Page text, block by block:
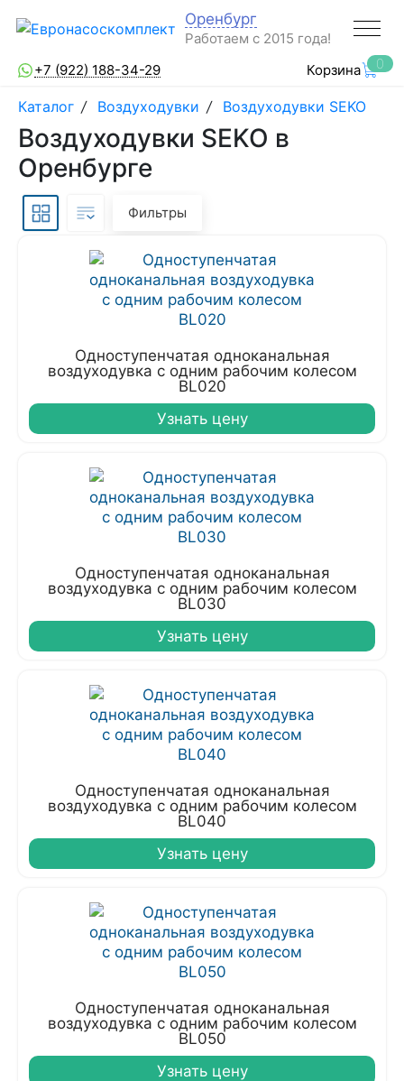
Оренбург
Работаем с 2015 года!
+7 (922) 188-34-29
Корзина 0
Каталог / Воздуходувки / Воздуходувки SEKO
Воздуходувки SEKO в
Оренбурге
Фильтры
Одноступенчатая одноканальная
воздуходувка с одним рабочим колесом
BL020
Узнать цену
Одноступенчатая одноканальная
воздуходувка с одним рабочим колесом
BL030
Узнать цену
Одноступенчатая одноканальная
воздуходувка с одним рабочим колесом
BL040
Узнать цену
Одноступенчатая одноканальная
воздуходувка с одним рабочим колесом
BL050
Узнать цену